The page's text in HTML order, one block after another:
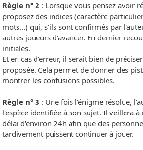
Règle n° 2 : Lorsque vous pensez avoir
proposez des indices (caractère
mots...) qui, s'ils sont confirmés par
autres joueurs d'avancer. En dernier
initiales.
Et en cas d'erreur, il serait bien de
proposée. Cela permet de donner des
montrer les confusions possibles.
Règle n° 3 : Une fois l'énigme résolue,
l'espèce identifiée à son sujet. Il veillera à
délai d'environ 24h afin que des
tardivement puissent continuer à jouer.